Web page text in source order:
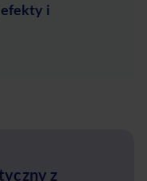
efekty i
z